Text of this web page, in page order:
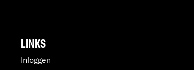
LINKS
Inloggen